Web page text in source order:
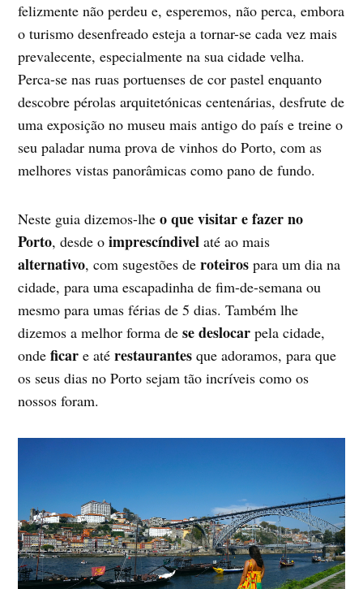
felizmente não perdeu e, esperemos, não perca, embora
o turismo desenfreado esteja a tornar-se cada vez mais
prevalecente, especialmente na sua cidade velha.
Perca-se nas ruas portuenses de cor pastel enquanto
descobre pérolas arquitetónicas centenárias, desfrute de
uma exposição no museu mais antigo do país e treine o
seu paladar numa prova de vinhos do Porto, com as
melhores vistas panorâmicas como pano de fundo.
Neste guia dizemos-lheo que visitar e fazer no
Porto, desde oimprescíndivel até ao mais
alternativo, com sugestões deroteiros para um dia na
cidade, para uma escapadinha de fim-de-semana ou
mesmo para umas férias de 5 dias. Também lhe
dizemos a melhor forma dese deslocar pela cidade,
ondeficar e atérestaurantes que adoramos, para que
os seus dias no Porto sejam tão incríveis como os
nossos foram.